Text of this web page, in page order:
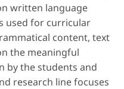
written language
used for curricular
content, text
the meaningful
by the students and
research line focuses